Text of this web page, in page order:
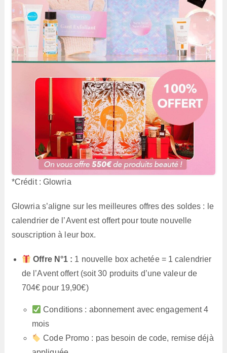
*Crédit : Glowria
Glowria s’aligne sur les meilleures offres des soldes : le
calendrier de l’Avent est offert pour toute nouvelle
souscription à leur box.
Offre N°1 : 1 nouvelle box achetée = 1 calendrier
de l’Avent offert (soit 30 produits d’une valeur de
704€ pour 19,90€)
Conditions : abonnement avec engagement 4
mois
Code Promo : pas besoin de code, remise déjà